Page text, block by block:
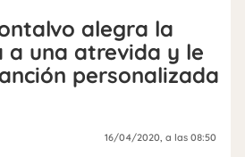
alegra la
a una atrevida y le
personalizada
16/04/2020 , a las 08:50